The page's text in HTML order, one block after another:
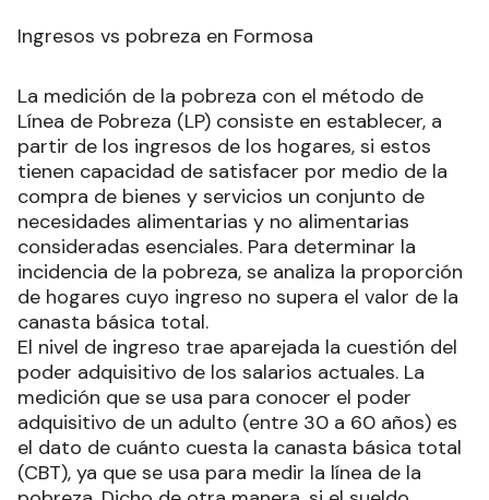
Ingresos vs pobreza en Formosa
La medición de la pobreza con el método de
Línea de Pobreza (LP) consiste en establecer, a
partir de los ingresos de los hogares, si estos
tienen capacidad de satisfacer por medio de la
compra de bienes y servicios un conjunto de
necesidades alimentarias y no alimentarias
consideradas esenciales. Para determinar la
incidencia de la pobreza, se analiza la proporción
de hogares cuyo ingreso no supera el valor de la
canasta básica total.
El nivel de ingreso trae aparejada la cuestión del
poder adquisitivo de los salarios actuales. La
medición que se usa para conocer el poder
adquisitivo de un adulto (entre 30 a 60 años) es
el dato de cuánto cuesta la canasta básica total
(CBT), ya que se usa para medir la línea de la